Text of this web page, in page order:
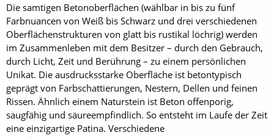
Die samtigen Betonoberflächen (wählbar in bis zu fünf
Farbnuancen von Weiß bis Schwarz und drei verschiedenen
Oberflächenstrukturen von glatt bis rustikal löchrig) werden
im Zusammenleben mit dem Besitzer – durch den Gebrauch,
durch Licht, Zeit und Berührung – zu einem persönlichen
Unikat. Die ausdrucksstarke Oberfläche ist betontypisch
geprägt von Farbschattierungen, Nestern, Dellen und feinen
Rissen. Ähnlich einem Naturstein ist Beton offenporig,
saugfähig und säureempfindlich. So entsteht im Laufe der Zeit
eine einzigartige Patina. Verschiedene